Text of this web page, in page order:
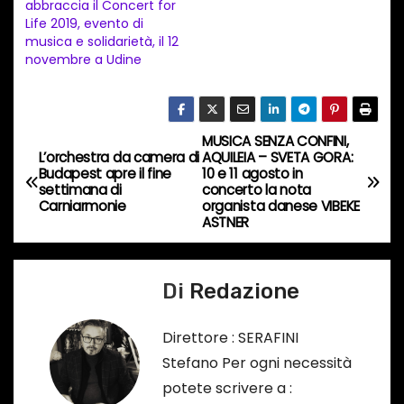
o
i
n
s
o
…
abbraccia il Concert for
Life 2019, evento di
musica e solidarietà, il 12
novembre a Udine
N
a
i
MUSICA SENZA CONFINI,
AQUILEIA – SVETA GORA:
10 e 11 agosto in
concerto la nota
organista danese VIBEKE
ASTNER
L’orchestra da camera di
Budapest apre il fine
settimana di
Carniarmonie
Di Redazione
Direttore : SERAFINI
Stefano Per ogni necessità
potete scrivere a :